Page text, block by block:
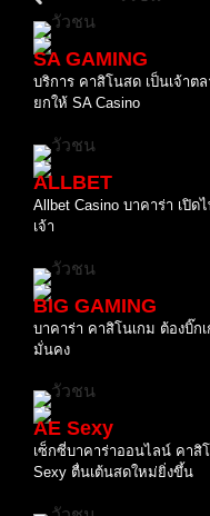
SA GAMING
บริการ คาสิโนสด เป็นเจ้าต
ยกให้ SA Casino
ALLBET
Allbet Casino บาคาร่า เปิด
เจ้า
BIG GAMING
บาคาร่า คาสิโนเกม ต้องบิ๊ก
มั่นคง
AE Sexy
เซ็กซี่บาคาร่าออนไลน์ คา
Sexy ตื่นเต้นสดใหม่ยิ่งขึ้น